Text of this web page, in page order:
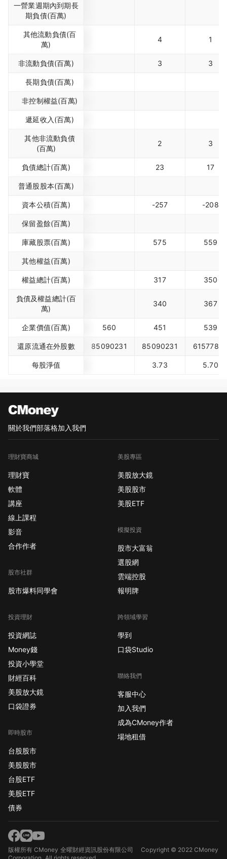
一營業週期內到期長
期負債(百萬)
其他流動負債(百
萬)
4 1
非流動負債(百萬) 3 3
長期負債(百萬)
非控制權益(百萬)
遞延收入(百萬)
其他非流動負債
(百萬)
2 3
負債總計(百萬) 23 17
普通股股本(百萬)
資本公積(百萬) -257 -208
保留盈餘(百萬)
庫藏股票(百萬) 575 559
其他權益(百萬)
權益總計(百萬) 317 350
負債及權益總計(百
萬)
340 367
企業價值(百萬) 560 451 539
還原流通在外股數 85090231 85090231
每股淨值 3.73 5.70
關於我們部落格加入我們
理財寶商城
理財寶
軟體
講座
線上課程
影音
合作作者
股市社群
股市爆料同學會
投資理財
投資網誌
Money錢
投資小學堂
財經百科
美股放大鏡
口袋證券
即時股市
台股股市
美股股市
台股ETF
美股ETF
債券
美股專區
美股放大鏡
美股股市
美股ETF
模擬投資
股市大富翁
選股網
雲端控股
報明牌
跨領域學習
學到
口袋Studio
聯絡我們
客服中心
加入我們
成為CMoney作者
場地租借
版權所有 CMoney 全曜財經資訊股份有限公司Copyright © 2022 CMoney